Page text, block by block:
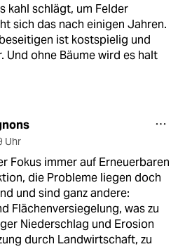
kahl schlägt, um Felder
sich das nach einigen Jahren.
ist kostspielig und
Und ohne Bäume wird es halt
Uhr
Fokus immer auf Erneuerbaren
die Probleme liegen doch
und sind ganz andere:
Flächenversiegelung, was zu
Niederschlag und Erosion
durch Landwirtschaft, zu